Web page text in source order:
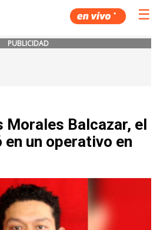
☰
PUBLICIDAD
Morales Balcazar, el
en un operativo en